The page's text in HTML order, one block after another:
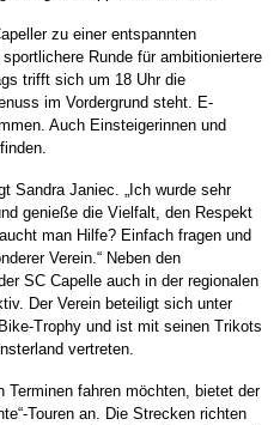
zu einer entspannten
Runde für ambitioniertere
trifft sich um 18 Uhr die
im Vordergrund steht. E-
Auch Einsteigerinnen und
Sandra Janiec. „Ich wurde sehr
genieße die Vielfalt, den Respekt
man Hilfe? Einfach fragen und
Verein.“ Neben den
SC Capelle auch in der regionalen
Der Verein beteiligt sich unter
Trophy und ist mit seinen Trikots
vertreten.
Terminen fahren möchten, bietet der
Touren an. Die Strecken richten